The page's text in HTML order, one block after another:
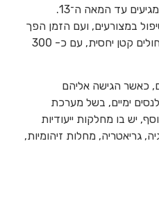
חולים וותיק מאוד, אשר שורשיו מגיעים עד המאה ה־13.
במצורעים, ועם הזמן הפך
לבית חולים כללי. מדובר בבית חולים קטן יחסית, עם כ- 300
כאשר הגישה אליהם
ימיים, בשל מערכת
יש בו מחלקות ייעודיות
גריאטריה, מחלות זיהומיות,